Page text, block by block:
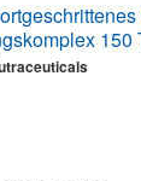
150